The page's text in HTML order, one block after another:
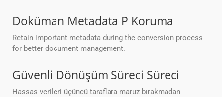
Doküman Metadata P Koruma
Retain important metadata during the conversion process
for better document management.
Güvenli Dönüşüm Süreci Süreci
Hassas verileri üçüncü taraflara maruz bırakmadan